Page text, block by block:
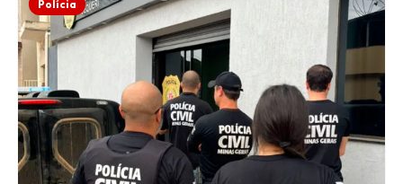
Polícia